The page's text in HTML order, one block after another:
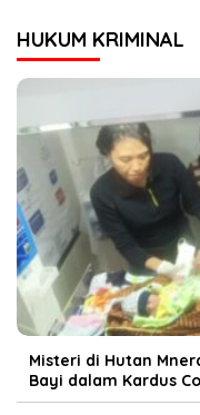
HUKUM KRIMINAL
Misteri di Hutan
Bayi dalam Kardus